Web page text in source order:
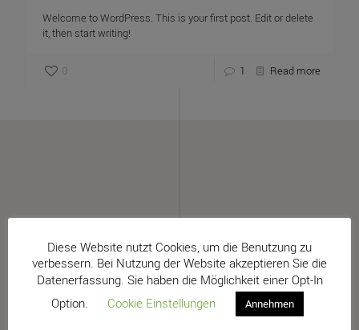
Welcome to WordPress. This is your first post. Edit or delete
it, then start writing!
0 1 Read more
Dirk Gburek
Handelspartner für ökologische
Betten und Möbel
Diese Website nutzt Cookies, um die Benutzung zu
verbessern. Bei Nutzung der Website akzeptieren Sie die
Datenerfassung. Sie haben die Möglichkeit einer Opt-In
Option.
Cookie Einstellungen Annehmen